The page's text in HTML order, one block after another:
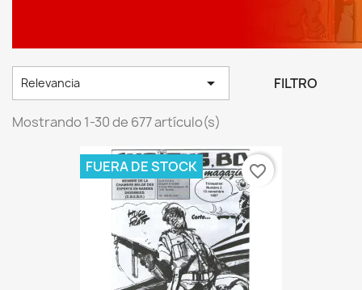
Relevancia  FILTRO
Mostrando 1-30 de 677 artículo(s)
FUERA DE STOCK favorite_border